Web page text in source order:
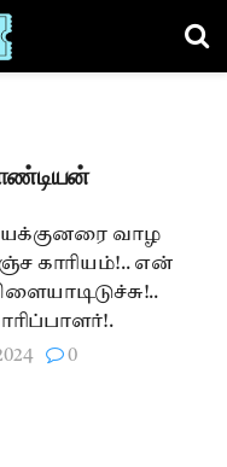
வாழ
காரியம்!.. என்
0